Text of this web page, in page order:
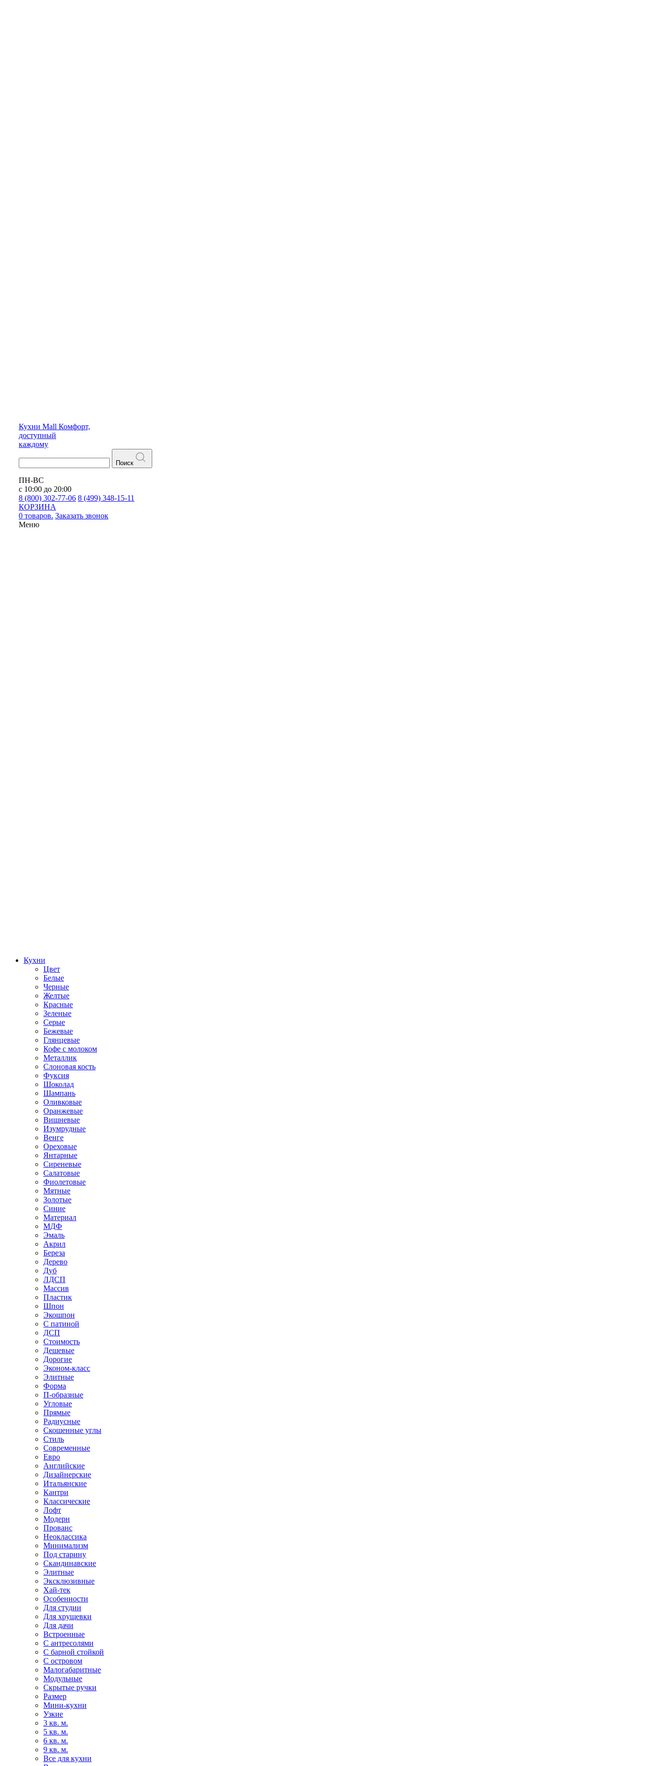
Кухни Mall Комфорт,
доступный
каждому
Поиск
ПН-ВС
с 10:00 до 20:00
8 (800) 302-77-06 8 (499) 348-15-11
КОРЗИНА
0 товаров. Заказать звонок
Меню
Кухни
Цвет
Белые
Черные
Желтые
Красные
Зеленые
Серые
Бежевые
Глянцевые
Кофе с молоком
Металлик
Слоновая кость
Фуксия
Шоколад
Шампань
Оливковые
Оранжевые
Вишневые
Изумрудные
Венге
Ореховые
Янтарные
Сиреневые
Салатовые
Фиолетовые
Мятные
Золотые
Синие
Материал
МДФ
Эмаль
Акрил
Береза
Дерево
Дуб
ЛДСП
Массив
Пластик
Шпон
Экошпон
С патиной
ДСП
Стоимость
Дешевые
Дорогие
Эконом-класс
Элитные
Форма
П-образные
Угловые
Прямые
Радиусные
Скошенные углы
Стиль
Современные
Евро
Английские
Дизайнерские
Итальянские
Кантри
Классические
Лофт
Модерн
Прованс
Неоклассика
Минимализм
Под старину
Скандинавские
Элитные
Эксклюзивные
Хай-тек
Особенности
Для студии
Для хрущевки
Для дачи
Встроенные
С антресолями
С барной стойкой
С островом
Малогабаритные
Модульные
Скрытые ручки
Размер
Мини-кухни
Узкие
3 кв. м.
5 кв. м.
6 кв. м.
9 кв. м.
Все для кухни